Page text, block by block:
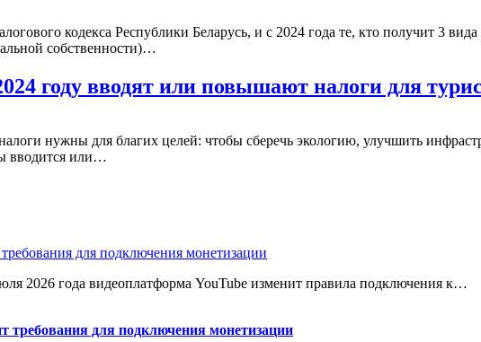
кодекса Республики Беларусь, и с 2024 года те, кто получит 3
собственности)…
году вводят или повышают налоги для
нужны для благих целей: чтобы сберечь экологию, улучшить
вводится или…
для подключения монетизации
2026 года видеоплатформа YouTube изменит правила подключения к…
требования для подключения монетизации